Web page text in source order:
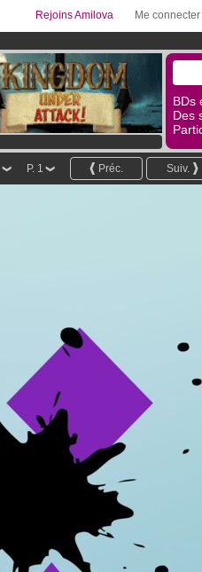
Me connecter
Rejoins Amilova
BDs
Des
Suiv.
Préc.
P. 1